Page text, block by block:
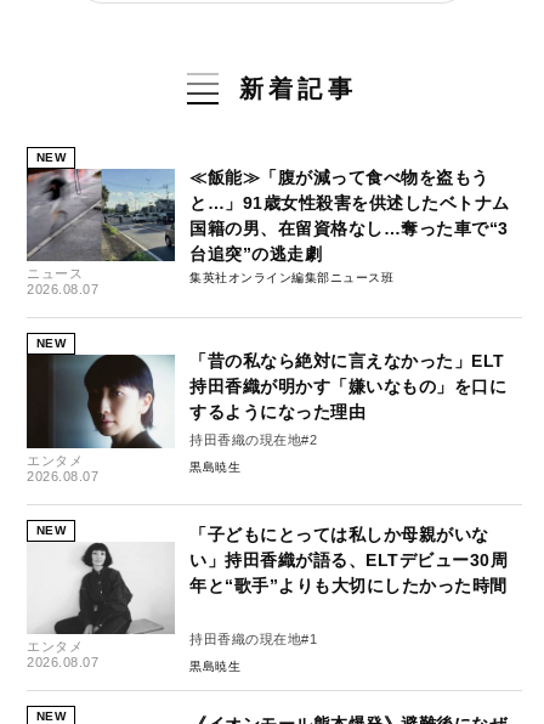
新着記事
NEW
ニュース
2026.08.07
≪飯能≫「腹が減って食べ物を盗もう
と…」91歳女性殺害を供述したベトナム
国籍の男、在留資格なし…奪った車で“3
台追突”の逃走劇
集英社オンライン編集部ニュース班
NEW
エンタメ
2026.08.07
「昔の私なら絶対に言えなかった」ELT
持田香織が明かす「嫌いなもの」を口に
するようになった理由
持田香織の現在地#2
黒島暁生
NEW
エンタメ
2026.08.07
「子どもにとっては私しか母親がいな
い」持田香織が語る、ELTデビュー30周
年と“歌手”よりも大切にしたかった時間
持田香織の現在地#1
黒島暁生
NEW